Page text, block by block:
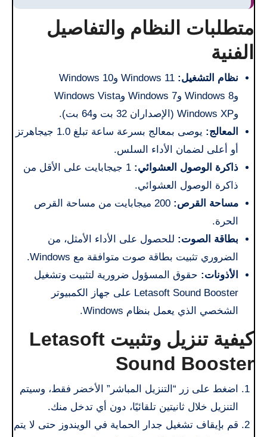
متطلبات النظام والتفاصيل
الفنية
نظام التشغيل:
Windows 11 وWindows 10
وWindows 8 وWindows 7 وWindows Vista
وWindows XP (الإصداران 32 بت و64 بت).
المعالج:
يوصى بمعالج بسرعة ساعة تبلغ 1.0 جيجاهرتز
أو أعلى لضمان الأداء السلس.
ذاكرة الوصول العشوائي:
1 جيجابايت على الأقل من
ذاكرة الوصول العشوائي.
مساحة القرص:
200 ميجابايت من مساحة القرص
الحرة.
بطاقة الصوت: للحصول على الأداء الأمثل، من
الضروري تثبيت بطاقة صوت متوافقة مع Windows.
الأذونات: حقوق المسؤول ضرورية لتثبيت وتشغيل
Letasoft Sound Booster على جهاز الكمبيوتر
الشخصي الذي يعمل بنظام Windows.
كيفية تنزيل وتثبيت Letasoft
Sound Booster
اضغط على زر “التنزيل المباشر” الأخضر فقط، وسيتم
التنزيل خلال ثانيتين تلقائيًا، دون أي تدخل منك.
قم بإيقاف تشغيل جدار الحماية في الويندوز حتى لا يتم